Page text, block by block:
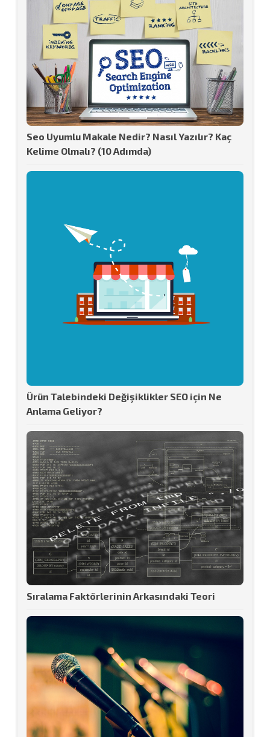
Seo Uyumlu Makale Nedir? Nasıl Yazılır? Kaç
Kelime Olmalı? (10 Adımda)
Ürün Talebindeki Değişiklikler SEO için Ne
Anlama Geliyor?
Sıralama Faktörlerinin Arkasındaki Teori